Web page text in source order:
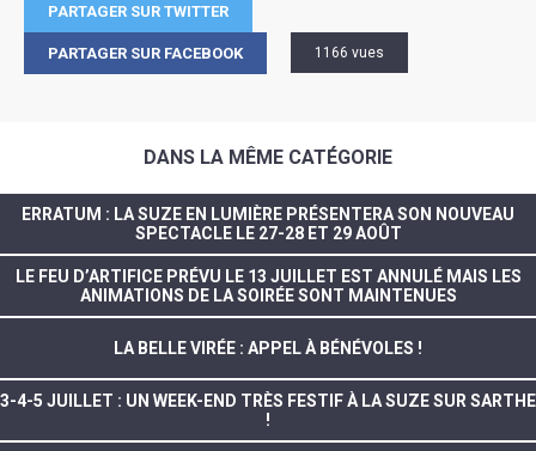
PARTAGER SUR TWITTER
PARTAGER SUR FACEBOOK 1166 vues
DANS LA MÊME CATÉGORIE
ERRATUM : LA SUZE EN LUMIÈRE PRÉSENTERA SON NOUVEAU
SPECTACLE LE 27-28 ET 29 AOÛT
LE FEU D’ARTIFICE PRÉVU LE 13 JUILLET EST ANNULÉ MAIS LES
ANIMATIONS DE LA SOIRÉE SONT MAINTENUES
LA BELLE VIRÉE : APPEL À BÉNÉVOLES !
3-4-5 JUILLET : UN WEEK-END TRÈS FESTIF À LA SUZE SUR SARTHE
!